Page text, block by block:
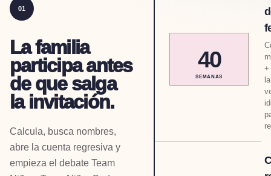
01
La familia
participa antes
de que salga
la invitación.
Calcula, busca nombres,
abre la cuenta regresiva y
empieza el debate Team
40
SEMANAS
+
la